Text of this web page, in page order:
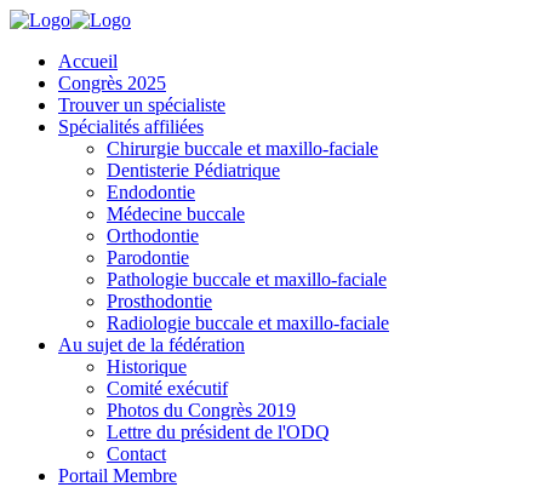
Accueil
Congrès 2025
Trouver un spécialiste
Spécialités affiliées
Chirurgie buccale et maxillo-faciale
Dentisterie Pédiatrique
Endodontie
Médecine buccale
Orthodontie
Parodontie
Pathologie buccale et maxillo-faciale
Prosthodontie
Radiologie buccale et maxillo-faciale
Au sujet de la fédération
Historique
Comité exécutif
Photos du Congrès 2019
Lettre du président de l'ODQ
Contact
Portail Membre